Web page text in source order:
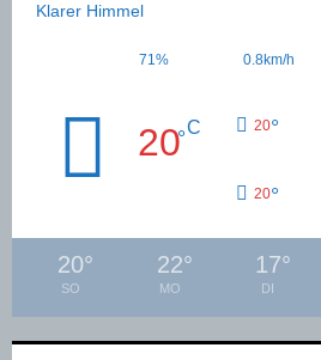
Klarer Himmel
71% 0.8km/h
20°C 20°
20°
20°
SO
22°
MO
17°
DI